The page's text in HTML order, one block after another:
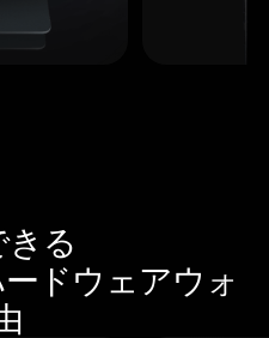
る
ドウェアウォ